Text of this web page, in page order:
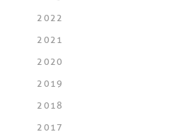
2022
2021
2020
2019
2018
2017